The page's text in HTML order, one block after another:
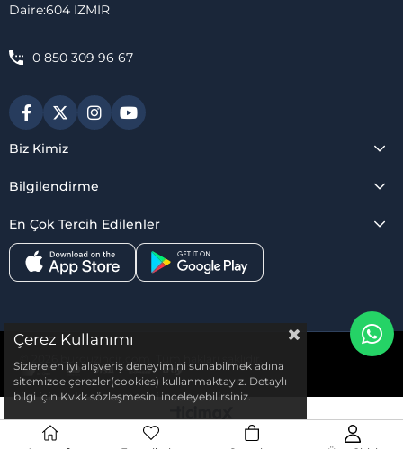
Daire:604 İZMİR
0 850 309 96 67
Biz Kimiz
Bilgilendirme
En Çok Tercih Edilenler
Çerez Kullanımı
Sizlere en iyi alışveriş deneyimini sunabilmek adına
sitemizde çerezler(cookies) kullanmaktayız. Detaylı
bilgi için Kvkk sözleşmesini inceleyebilirsiniz.